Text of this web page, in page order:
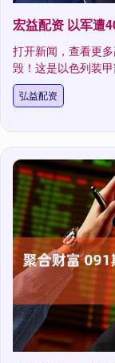
宏益配资 以军遭
打开新闻，查看更
毁！这是以色列装
弘益配资